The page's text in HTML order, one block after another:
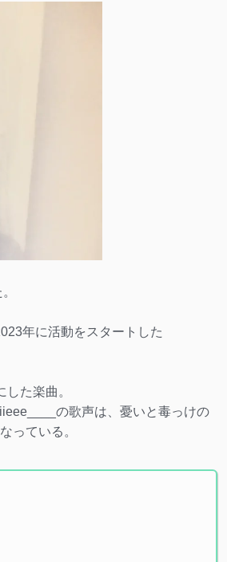
年に活動をスタートした
た楽曲。
の歌声は、憂いと毒っけの
っている。